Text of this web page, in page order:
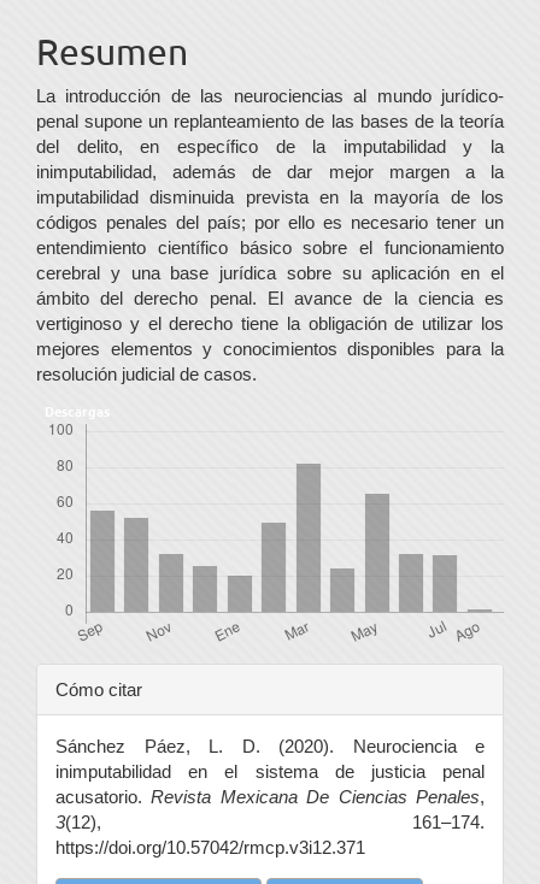
artículo
Resumen
La introducción de las neurociencias al mundo jurídico-
penal supone un replanteamiento de las bases de la teoría
del delito, en específico de la imputabilidad y la
inimputabilidad, además de dar mejor margen a la
imputabilidad disminuida prevista en la mayoría de los
códigos penales del país; por ello es necesario tener un
entendimiento científico básico sobre el funcionamiento
cerebral y una base jurídica sobre su aplicación en el
ámbito del derecho penal. El avance de la ciencia es
vertiginoso y el derecho tiene la obligación de utilizar los
mejores elementos y conocimientos disponibles para la
resolución judicial de casos.
Descargas
Detalles
del
artículo
Cómo citar
Sánchez Páez, L. D. (2020). Neurociencia e
inimputabilidad en el sistema de justicia penal
acusatorio.Revista Mexicana De Ciencias Penales,
3(12), 161–174.
https://doi.org/10.57042/rmcp.v3i12.371